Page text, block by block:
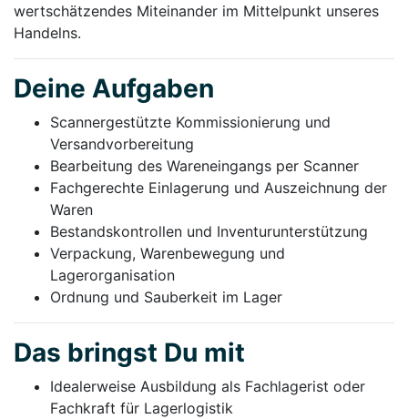
wertschätzendes Miteinander im Mittelpunkt unseres
Handelns.
Deine Aufgaben
Scannergestützte Kommissionierung und
Versandvorbereitung
Bearbeitung des Wareneingangs per Scanner
Fachgerechte Einlagerung und Auszeichnung der
Waren
Bestandskontrollen und Inventurunterstützung
Verpackung, Warenbewegung und
Lagerorganisation
Ordnung und Sauberkeit im Lager
Das bringst Du mit
Idealerweise Ausbildung als Fachlagerist oder
Fachkraft für Lagerlogistik